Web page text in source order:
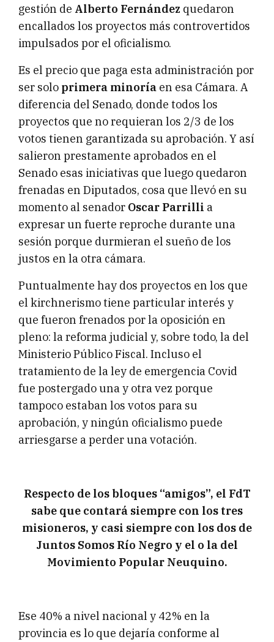
gestión de Alberto Fernández quedaron
encallados los proyectos más controvertidos
impulsados por el oficialismo.
Es el precio que paga esta administración por
ser solo primera minoría en esa Cámara. A
diferencia del Senado, donde todos los
proyectos que no requieran los 2/3 de los
votos tienen garantizada su aprobación. Y así
salieron prestamente aprobados en el
Senado esas iniciativas que luego quedaron
frenadas en Diputados, cosa que llevó en su
momento al senador Oscar Parrilli a
expresar un fuerte reproche durante una
sesión porque durmieran el sueño de los
justos en la otra cámara.
Puntualmente hay dos proyectos en los que
el kirchnerismo tiene particular interés y
que fueron frenados por la oposición en
pleno: la reforma judicial y, sobre todo, la del
Ministerio Público Fiscal. Incluso el
tratamiento de la ley de emergencia Covid
fue postergado una y otra vez porque
tampoco estaban los votos para su
aprobación, y ningún oficialismo puede
arriesgarse a perder una votación.
Respecto de los bloques “amigos”, el FdT
sabe que contará siempre con los tres
misioneros, y casi siempre con los dos de
Juntos Somos Río Negro y el o la del
Movimiento Popular Neuquino.
Ese 40% a nivel nacional y 42% en la
provincia es lo que dejaría conforme al